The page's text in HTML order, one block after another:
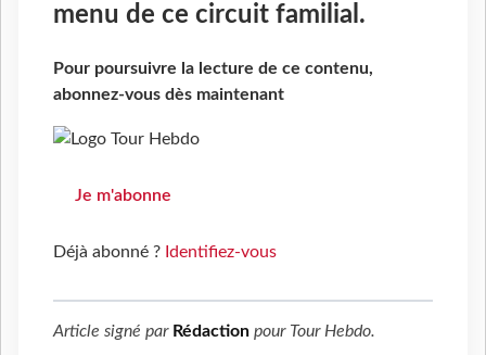
menu de ce circuit familial.
Pour poursuivre la lecture de ce contenu,
abonnez-vous dès maintenant
Je m'abonne
Déjà abonné ? Identifiez-vous
Article signé par Rédaction pour Tour Hebdo.